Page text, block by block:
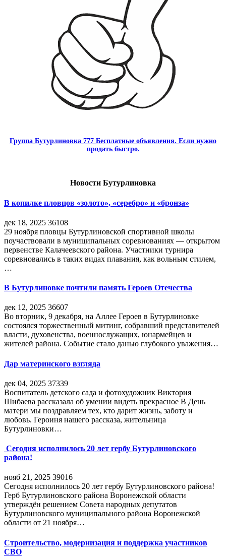
Группа Бутурлиновка 777 Бесплатные объявления. Если нужно
продать быстро.
Новости Бутурлиновка
В копилке пловцов «золото», «серебро» и «бронза»
дек 18, 2025 36108
29 ноября пловцы Бутурлиновской спортивной школы
поучаствовали в муниципальных соревнованиях — открытом
первенстве Калачеевского района. Участники турнира
соревновались в таких видах плавания, как вольным стилем,
…
В Бутурлиновке почтили память Героев Отечества
дек 12, 2025 36607
Во вторник, 9 декабря, на Аллее Героев в Бутурлиновке
состоялся торжественный митинг, собравший представителей
власти, духовенства, военнослужащих, юнармейцев и
жителей района. Событие стало данью глубокого уважения…
Дар материнского взгляда
дек 04, 2025 37339
Воспитатель детского сада и фотохудожник Виктория
Шибаева рассказала об умении видеть прекрасное В День
матери мы поздравляем тех, кто дарит жизнь, заботу и
любовь. Героиня нашего рассказа, жительница
Бутурлиновки…
Сегодня исполнилось 20 лет гербу Бутурлиновского
района!
нояб 21, 2025 39016
Сегодня исполнилось 20 лет гербу Бутурлиновского района!
Герб Бутурлиновского района Воронежской области
утверждён решением Совета народных депутатов
Бутурлиновского муниципального района Воронежской
области от 21 ноября…
Строительство, модернизация и поддержка участников
СВО